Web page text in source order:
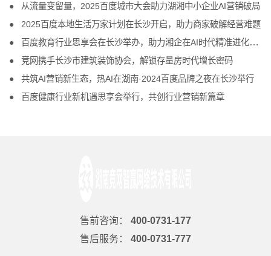
从流量变留量，2025百度城市大会助力湖湘中小企业AI营销破局
2025百度本地生活万家计划在长沙开启，助力商家破解经营难题
百度教育行业思享会在长沙举办，助力湘企在AI时代精准进化、把握商机
竞网携手长沙市建筑装饰协会，解锁存量房时代增长密码
共筑AI营销新生态，热AI在湖南·2024百度品牌之夜在长沙举行
百度健康行业新机遇思享会举行，共创行业营销新篇章
售前咨询：
400-0731-177
售后服务：
400-0731-777